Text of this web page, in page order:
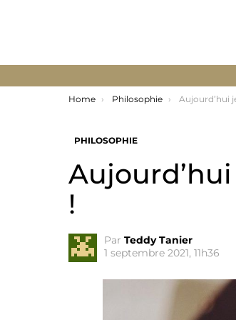
You are here:
Home Philosophie Aujourd’hui
PHILOSOPHIE
!
Par Teddy Tanier
1 septembre 2021, 11h36